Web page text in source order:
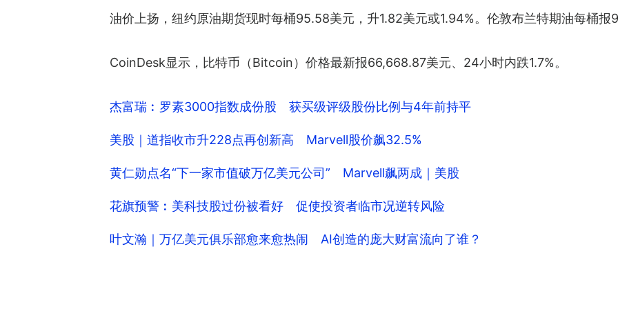
油价上扬，纽约原油期货现时每桶95.58美元，升1.82美元或1.94%。伦敦布兰特期油每桶报
CoinDesk显示，比特币（Bitcoin）价格最新报66,668.87美元、24小时内跌1.7%。
杰富瑞︰罗素3000指数成份股 获买级评级股份比例与4年前持平
美股｜道指收市升228点再创新高 Marvell股价飙32.5%
黄仁勋点名“下一家市值破万亿美元公司” Marvell飙两成｜美股
花旗预警︰美科技股过份被看好 促使投资者临市况逆转风险
叶文瀚｜万亿美元俱乐部愈来愈热闹 AI创造的庞大财富流向了谁？